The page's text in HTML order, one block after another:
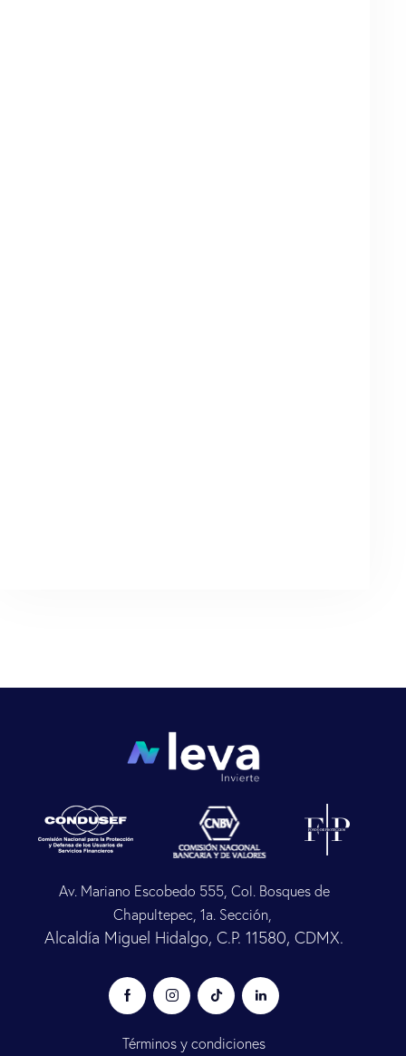
Av. Mariano Escobedo 555, Col. Bosques de
Chapultepec, 1a. Sección,
Alcaldía Miguel Hidalgo, C.P. 11580, CDMX.
Términos y condiciones